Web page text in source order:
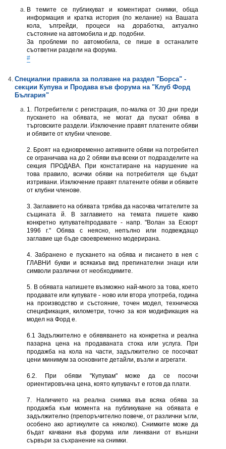
В темите се публикуват и коментират снимки, обща
информация и кратка история (по желание) на Вашата
кола, ъпгрейди, процеси на доработка, актуално
състояние на автомобила и др. подобни.
За проблеми по автомобила, се пише в останалите
съответни раздели на форума.
#
Специални правила за ползване на раздел "Борса" -
секции Купува и Продава във форумa на "Клуб Форд
България"
1. Потребители с регистрация, по-малка от 30 дни преди
пускането на обявата, не могат да пускат обява в
търговските раздели. Изключение правят платените обяви
и обявите от клубни членове.
2. Броят на едновременно активните обяви на потребител
се ограничава на до 2 обяви във всеки от подразделите на
секция ПРОДАВА. При констатиране на нарушение на
това правило, всички обяви на потребителя ще бъдат
изтривани. Изключение правят платените обяви и обявите
от клубни членове.
3. Заглавието на обявата трябва да насочва читателите за
същината й. В заглавието на темата пишете какво
конкретно купувате/продавате - напр. "Волан за Ескорт
1996 г." Обява с неясно, непълно или подвеждащо
заглавие ще бъде своевременно модерирана.
4. Забранено е пускането на обява и писането в нея с
ГЛАВНИ букви и всякакъв вид препинателни знаци или
символи различни от необходимите.
5. В обявата напишете възможно най-много за това, което
продавате или купувате - ново или втора употреба, година
на производство и състояние, точен модел, техническа
спецификация, километри, точно за коя модификация на
модел на Форд е.
6.1 Задължително е обявяването на конкретна и реална
пазарна цена на продаваната стока или услуга. При
продажба на кола на части, задължително се посочват
цени минимум за основните детайли, възли и агрегати.
6.2. При обяви "Купувам" може да се посочи
ориентировъчна цена, която купувачът е готов да плати.
7. Наличието на реална снимка във всяка обява за
продажба към момента на публикуване на обявата е
задължително (препоръчително повече, от различни ъгли,
особено ако артикулите са няколко). Снимките може да
бъдат качвани във форума или линквани от външни
сървъри за съхранение на снимки.